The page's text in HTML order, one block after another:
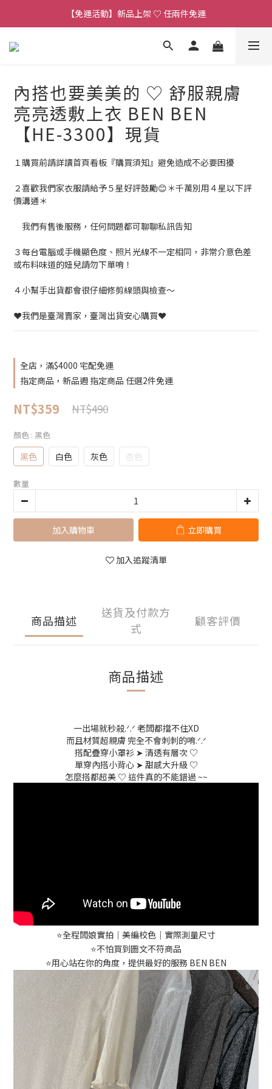
【連線直播】每週二 ~ 週五 𝟐𝟎:𝟎𝟎 詳見 𝑰𝑮 公告
【免運活動】新品上架 ♡ 任兩件免運
【客服時段】平日 𝟏𝟎:𝟎𝟎 - 𝟏𝟕:𝟎𝟎 (例假日公休 敬請見諒)
內搭也要美美的 ♡ 舒服親膚
亮亮透敷上衣 BEN BEN
【HE-3300】現貨
１購買前請詳讀首頁看板『購買須知』避免造成不必要困擾
２喜歡我們家衣服請給予５星好評鼓勵😊＊千萬別用４星以下評
價溝通＊
我們有售後服務，任何問題都可聊聊私訊告知
３每台電腦或手機顯色度、照片光線不一定相同，非常介意色差
或布料味道的妞兒請勿下單唷！
４小幫手出貨都會很仔細修剪線頭與檢查～
❤️我們是臺灣賣家，臺灣出貨安心購買❤️
全店，滿$4000 宅配免運
指定商品，新品週 指定商品 任選2件免運
NT$359 NT$490
顏色 : 黑色
黑色 白色 灰色 杏色
數量
加入購物車 立即購買
加入追蹤清單
商品描述
送貨及付款方
式
顧客評價
商品描述
一出場就秒殺.ᐟ.ᐟ 老闆都擋不住XD
而且材質超親膚 完全不會刺刺的唷.ᐟ.ᐟ
搭配疊穿小罩衫 ➤ 清透有層次 ♡
單穿內搭小背心 ➤ 甜感大升級 ♡
怎麼搭都超美 ♡ 這件真的不能錯過 ~~
⭐️全程闆娘實拍｜美編校色｜實際測量尺寸
⭐️不怕買到圖文不符商品
⭐️用心站在你的角度，提供最好的服務 BEN BEN